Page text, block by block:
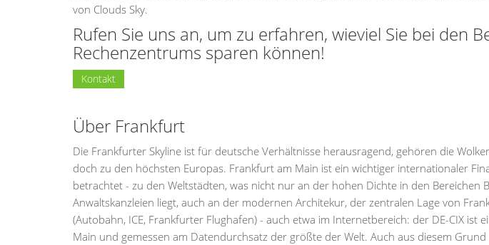
von Clouds Sky.
Rufen Sie uns an, um zu erfahren, wieviel Sie bei den
Rechenzentrums sparen können!
Kontakt
Über Frankfurt
Die Frankfurter Skyline ist für deutsche Verhältnisse herausragend, gehören die
doch zu den höchsten Europas. Frankfurt am Main ist ein wichtiger internationaler
betrachtet - zu den Weltstädten, was nicht nur an der hohen Dichte in den Bereichen
Anwaltskanzleien liegt, auch an der modernen Architekur, der zentralen Lage von
(Autobahn, ICE, Frankfurter Flughafen) - auch etwa im Internetbereich: der DE-CIX ist
Main und gemessen am Datendurchsatz der größte der Welt. Auch aus diesem